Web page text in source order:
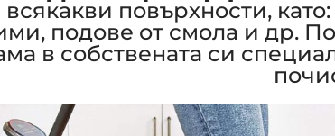
повърхности,
подове от смола и др.
в собствената си